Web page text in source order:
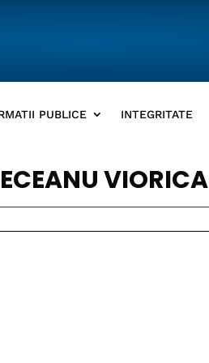
PUBLICE INTEGRITATE
VIORICA